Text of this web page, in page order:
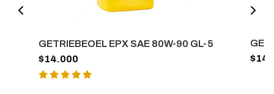
GETRIEBEOEL EPX SAE 80W-90 GL-5
$14.000